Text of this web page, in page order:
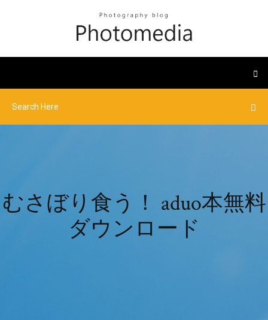
むさぼり食う！ aduo本無料
ダウンロード